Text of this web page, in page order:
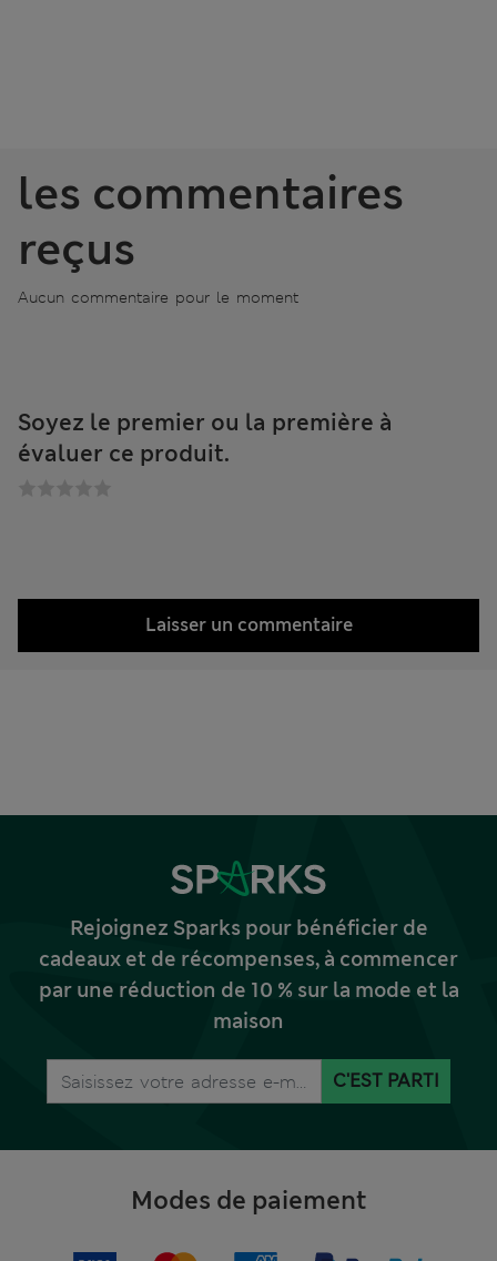
les commentaires
reçus
Aucun commentaire pour le moment
Soyez le premier ou la première à
évaluer ce produit.
Laisser un commentaire
Rejoignez Sparks pour bénéficier de
cadeaux et de récompenses, à commencer
par une réduction de 10 % sur la mode et la
maison
C'EST PARTI
Modes de paiement